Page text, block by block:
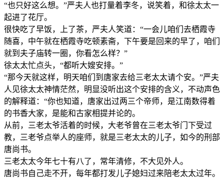
“也只好这么想。”严夫人也打量着李冬，说笑着，和徐太太一
起进了花厅。
很快吃了早饭，上了茶，严夫人笑道：“一会儿咱们去栖霞寺
随喜，中午就在栖霞寺吃顿素斋，下午要是回来的早了，咱们
就到夫子庙转一圈，你看怎么样？”
徐太太忙点头，“都听大嫂安排。”
“那今天就这样，明天咱们到唐家去给三老太太请个安。”严夫
人见徐太太神情茫然，明显没听出这个安排的含义，不动声色
的解释道：“你也知道，唐家出过两三个帝师，是江南数得着
的书香大家，是能和古家相提并论的。
从前，三老太爷活着的时候，大老爷曾在三老太爷门下受过
教，三老爷点举人的座师，就是三老太太的儿子，如今的刑部
唐尚书。
三老太太今年七十有八了，常年清修，不大见外人。
唐尚书自己走不开，每年都打发儿子媳妇过来陪老太太过年。